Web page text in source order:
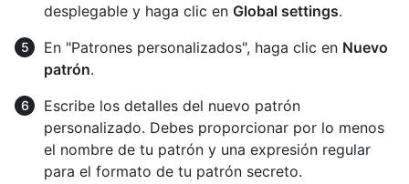
desplegable y haga clic en Global settings.
En "Patrones personalizados", haga clic en Nuevo
patrón.
Escribe los detalles del nuevo patrón
personalizado. Debes proporcionar por lo menos
el nombre de tu patrón y una expresión regular
para el formato de tu patrón secreto.